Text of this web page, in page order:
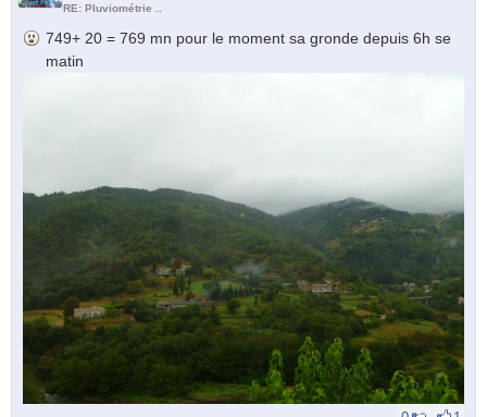
RE: Pluviométrie ..
749+ 20 = 769 mn pour le moment sa gronde depuis 6h se
matin